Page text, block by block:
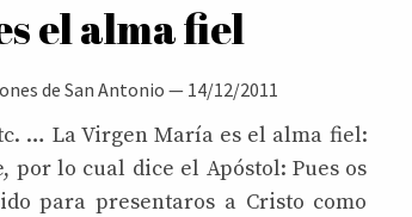
el alma fiel
de San Antonio — 14/12/2011
… La Virgen María es el alma fiel:
lo cual dice el Apóstol: Pues os
para presentaros a Cristo como